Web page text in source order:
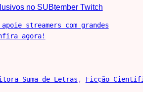
no SUBtember Twitch
streamers com grandes
agora!
Suma de Letras , Ficção